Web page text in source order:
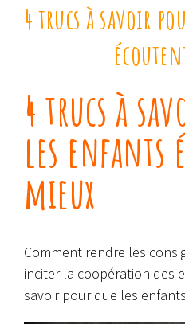
4 trucs à savoir
4 trucs à
les enfants
mieux
Comment rendre les
inciter la coopération des
savoir pour que les